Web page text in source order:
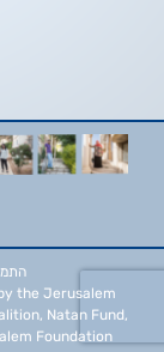
the Jerusalem
Natan Fund,
Foundation